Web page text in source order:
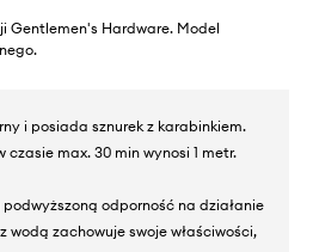
Gentlemen's Hardware. Model
i posiada sznurek z karabinkiem.
max. 30 min wynosi 1 metr.
odporność na działanie
wodą zachowuje swoje właściwości,